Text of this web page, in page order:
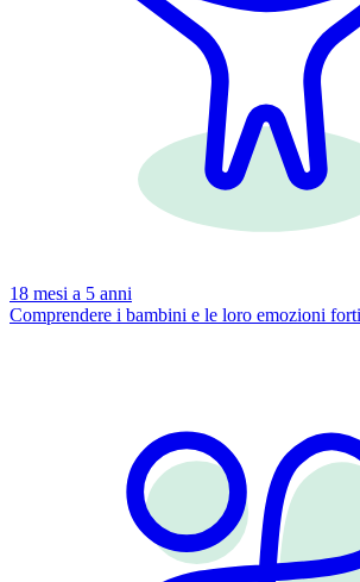
18 mesi a 5 anni
Comprendere i bambini e le loro emozioni